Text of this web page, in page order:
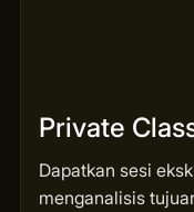
Private
Dapatkan sesi
menganalisis